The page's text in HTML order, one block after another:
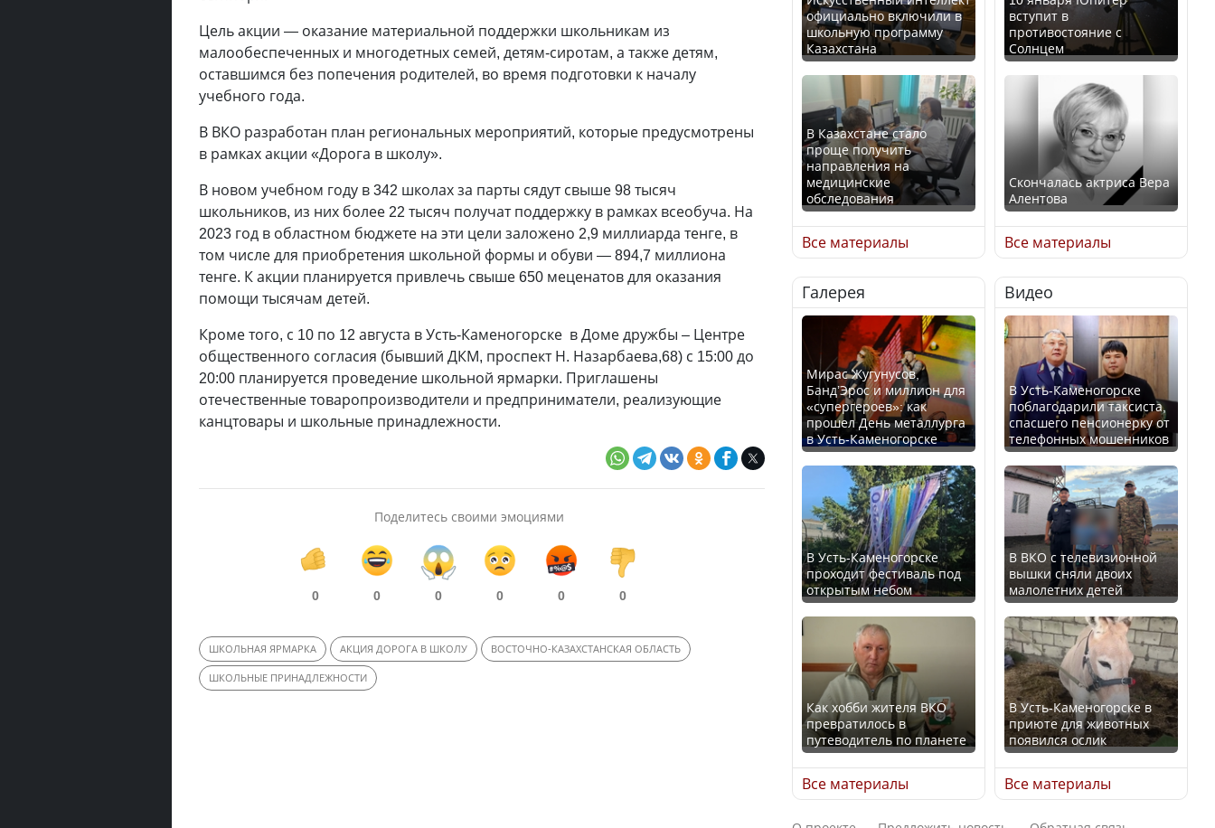
Цель акции — оказание материальной поддержки школьникам из
малообеспеченных и многодетных семей, детям-сиротам, а также детям,
оставшимся без попечения родителей, во время подготовки к началу
учебного года.
В ВКО разработан план региональных мероприятий, которые предусмотрены
в рамках акции «Дорога в школу».
В новом учебном году в 342 школах за парты сядут свыше 98 тысяч
школьников, из них более 22 тысяч получат поддержку в рамках всеобуча. На
2023 год в областном бюджете на эти цели заложено 2,9 миллиарда тенге, в
том числе для приобретения школьной формы и обуви — 894,7 миллиона
тенге. К акции планируется привлечь свыше 650 меценатов для оказания
помощи тысячам детей.
Кроме того, с 10 по 12 августа в Усть-Каменогорске в Доме дружбы – Центре
общественного согласия (бывший ДКМ, проспект Н. Назарбаева,68) с 15:00 до
20:00 планируется проведение школьной ярмарки. Приглашены
отечественные товаропроизводители и предприниматели, реализующие
канцтовары и школьные принадлежности.
Поделитесь своими эмоциями
0 0 0 0 0 0
ШКОЛЬНАЯ ЯРМАРКА АКЦИЯ ДОРОГА В ШКОЛУ ВОСТОЧНО-КАЗАХСТАНСКАЯ ОБЛАСТЬ
ШКОЛЬНЫЕ ПРИНАДЛЕЖНОСТИ
официально включили в
школьную программу
Казахстана
В Казахстане стало
проще получить
направления на
медицинские
обследования
Қазақстан Орталық Азия
елдері арасында әл-ауқат
индексінде көш бастады
Казахстан возглавил
рейтинг благополучия
среди стран Центральной
Азии
Будут ли представлены
интересы регионов в
Курултае?
Ең төменгі жалақы,
алимент, экология: жеті
партия сайлаушылармен
нені талқылап жатыр?
Все материалы
вступит в
противостояние с
Солнцем
Скончалась актриса Вера
Алентова
В РФ вынесен заочный
приговор по уголовному
делу об убийстве Игоря
Талькова
В России введены
дополнительные
ограничения для
казахстанских прав
Трамп официально
вступил в должность
президента США
Луну признали объектом
культурного наследия,
находящегося под
угрозой исчезновения
Все материалы
Галерея
Мирас Жугунусов,
Банд’Эрос и миллион для
«супергероев»: как
прошел День металлурга
в Усть-Каменогорске
В Усть-Каменогорске
проходит фестиваль под
открытым небом
Как хобби жителя ВКО
превратилось в
путеводитель по планете
Все материалы
Видео
В Усть-Каменогорске
поблагодарили таксиста,
спасшего пенсионерку от
телефонных мошенников
В ВКО с телевизионной
вышки сняли двоих
малолетних детей
В Усть-Каменогорске в
приюте для животных
появился ослик
Все материалы